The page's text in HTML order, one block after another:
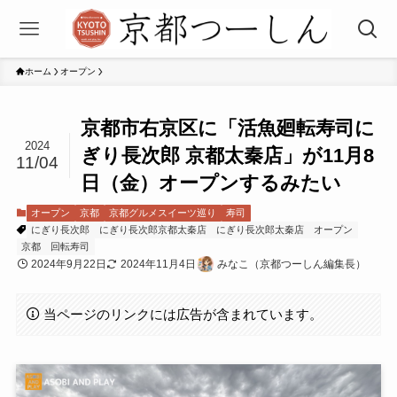
ホーム オープン
京都市右京区に「活魚廻転寿司に
ぎり長次郎 京都太秦店」が11月8
日（金）オープンするみたい
2024
11/04
オープン 京都 京都グルメスイーツ巡り
寿司
にぎり長次郎
にぎり長次郎京都太秦店 にぎり長次郎太秦店
オープン
京都
回転寿司
2024年9月22日 2024年11月4日 みなこ（京都つーしん編集長）
当ページのリンクには広告が含まれています。